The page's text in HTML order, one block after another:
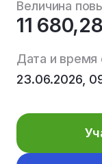
Величина
11
Дата и время
23.06.2026,